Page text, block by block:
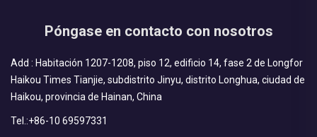
Póngase en contacto con nosotros
Add : Habitación 1207-1208, piso 12, edificio 14, fase 2 de Longfor
Haikou Times Tianjie, subdistrito Jinyu, distrito Longhua, ciudad de
Haikou, provincia de Hainan, China
Tel.:+86-10 69597331